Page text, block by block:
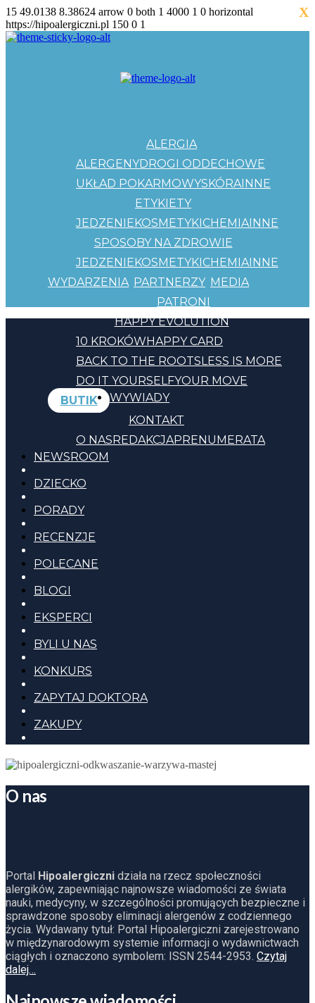
15 49.0138 8.38624 arrow 0 both 1 4000 1 0 horizontal
https://hipoalergiczni.pl 150 0 1
ALERGIA
ALERGENYDROGI ODDECHOWE
UKŁAD POKARMOWYSKÓRAINNE
ETYKIETY
JEDZENIEKOSMETYKICHEMIAINNE
SPOSOBY NA ZDROWIE
JEDZENIEKOSMETYKICHEMIAINNE
WYDARZENIA PARTNERZY
PATRONI
MEDIA
HAPPY EVOLUTION
10 KROKÓWHAPPY CARD
BACK TO THE ROOTSLESS IS MORE
DO IT YOURSELFYOUR MOVE
BUTIK
KONTAKT
O NASREDAKCJAPRENUMERATA
WYWIADY
NEWSROOM
DZIECKO
PORADY
RECENZJE
POLECANE
BLOGI
EKSPERCI
BYLI U NAS
KONKURS
ZAPYTAJ DOKTORA
ZAKUPY
O nas
Portal Hipoalergiczni działa na rzecz społeczności
alergików, zapewniając najnowsze wiadomości ze świata
nauki, medycyny, w szczególności promujących bezpieczne i
sprawdzone sposoby eliminacji alergenów z codziennego
życia. Wydawany tytuł: Portal Hipoalergiczni zarejestrowano
w międzynarodowym systemie informacji o wydawnictwach
ciągłych i oznaczono symbolem: ISSN 2544-2953. Czytaj
dalej…
X